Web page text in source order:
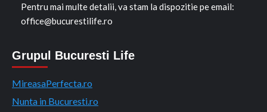
Pentru mai multe detalii, va stam la dispozitie pe email:
office@bucurestilife.ro
Grupul Bucuresti Life
MireasaPerfecta.ro
Nunta in Bucuresti.ro